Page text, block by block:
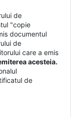
de
"copie
documentul
de
care a emis
acesteia.
de